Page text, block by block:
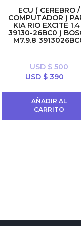
ECU ( CEREBRO /
COMPUTADOR )
KIA RIO EXCITE
39130-26BC0 )
M7.9.8
USD $500
El
original
era:
USD $390El
es:
AÑADIR AL
CARRITO